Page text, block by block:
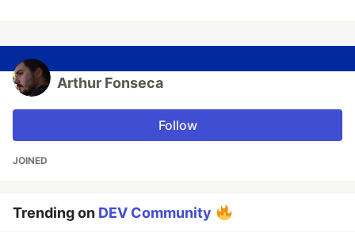
Arthur Fonseca
Follow
JOINED
Trending on DEV Community